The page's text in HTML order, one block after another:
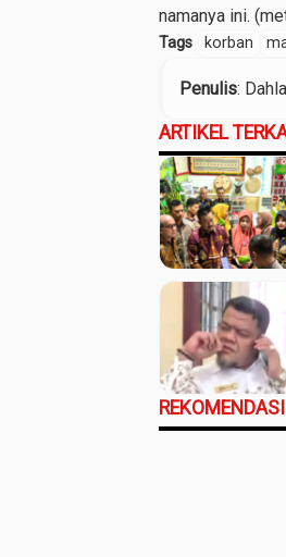
namanya ini.
Tags korban
Penulis:
ARTIKEL